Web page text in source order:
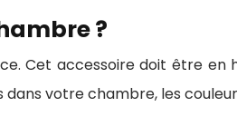
?
Cet accessoire doit être
votre chambre, les